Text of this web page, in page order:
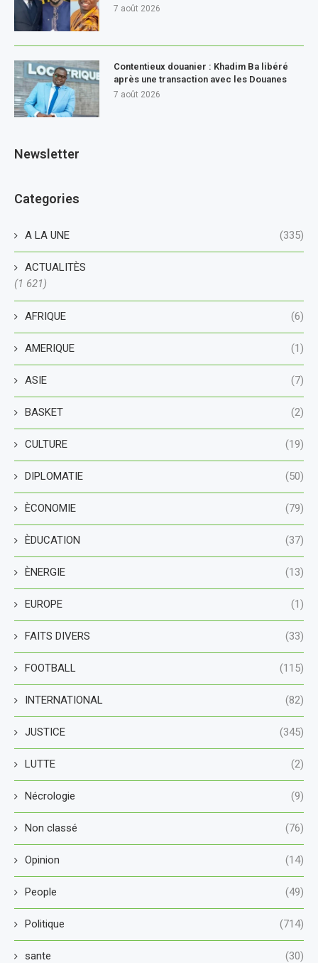
7 août 2026
Contentieux douanier : Khadim Ba libéré
après une transaction avec les Douanes
7 août 2026
Newsletter
Categories
A LA UNE (335)
ACTUALITÈS
(1 621)
AFRIQUE (6)
AMERIQUE (1)
ASIE (7)
BASKET (2)
CULTURE (19)
DIPLOMATIE (50)
ÈCONOMIE (79)
ÈDUCATION (37)
ÈNERGIE (13)
EUROPE (1)
FAITS DIVERS (33)
FOOTBALL (115)
INTERNATIONAL (82)
JUSTICE (345)
LUTTE (2)
Nécrologie (9)
Non classé (76)
Opinion (14)
People (49)
Politique (714)
sante (30)